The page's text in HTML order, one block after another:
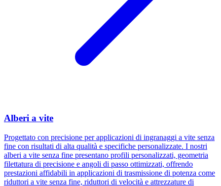
Alberi a vite
Progettato con precisione per applicazioni di ingranaggi a vite senza
fine con risultati di alta qualità e specifiche personalizzate. I nostri
alberi a vite senza fine presentano profili personalizzati, geometria
filettatura di precisione e angoli di passo ottimizzati, offrendo
prestazioni affidabili in applicazioni di trasmissione di potenza come
riduttori a vite senza fine, riduttori di velocità e attrezzature di